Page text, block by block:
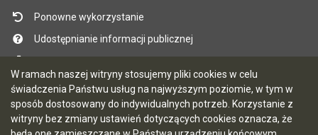
W ramach naszej witryny stosujemy pliki cookies w celu
świadczenia Państwu usług na najwyższym poziomie, w tym w
sposób dostosowany do indywidualnych potrzeb. Korzystanie z
witryny bez zmiany ustawień dotyczących cookies oznacza, że
Ponowne wykorzystanie
Udostępnianie informacji publicznej
Instrukcja obsługi
Statystyki oglądalności
Ostatnio dodane